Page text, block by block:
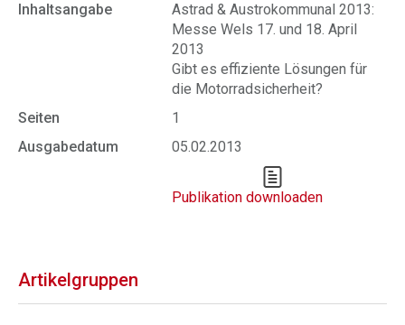
Inhaltsangabe
Astrad & Austrokommunal 2013:
Messe Wels 17. und 18. April
2013
Gibt es effiziente Lösungen für
die Motorradsicherheit?
Seiten
1
Ausgabedatum
05.02.2013
Publikation downloaden
Artikelgruppen